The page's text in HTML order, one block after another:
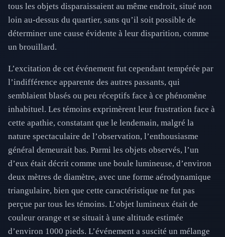
tous les objets disparaissaient au même endroit, situé non
loin au-dessus du quartier, sans qu’il soit possible de
déterminer une cause évidente à leur disparition, comme
un brouillard.
L’excitation de cet événement fut cependant tempérée par
l’indifférence apparente des autres passants, qui
semblaient blasés ou peu réceptifs face à ce phénomène
inhabituel. Les témoins exprimèrent leur frustration face à
cette apathie, constatant que le lendemain, malgré la
nature spectaculaire de l’observation, l’enthousiasme
général demeurait bas. Parmi les objets observés, l’un
d’eux était décrit comme une boule lumineuse, d’environ
deux mètres de diamètre, avec une forme aérodynamique
triangulaire, bien que cette caractéristique ne fut pas
perçue par tous les témoins. L’objet lumineux était de
couleur orange et se situait à une altitude estimée
d’environ 1000 pieds. L’événement a suscité un mélange